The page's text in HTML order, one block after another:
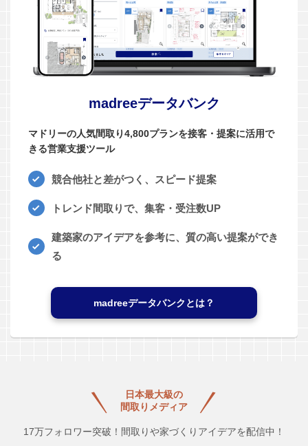
madreeデータバンク
マドリーの人気間取り4,800プランを接客・提案に活用で
きる営業支援ツール
競合他社と差がつく、スピード提案
トレンド間取りで、集客・受注数UP
建築家のアイデアを参考に、質の高い提案ができ
る
madreeデータバンクとは？
日本最大級の
間取りメディア
17万フォロワー突破！間取りや家づくりアイデアを配信中！